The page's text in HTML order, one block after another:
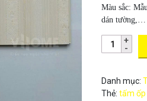
Màu sắc:
dán tường,…
Danh mục:
Thẻ:tấm ốp